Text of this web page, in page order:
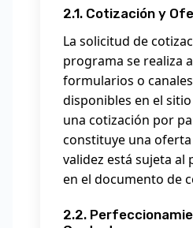
2.1. Cotización y
La solicitud de
programa se realiza
formularios o
disponibles en el
una cotización por
constituye una
validez está sujeta al
en el documento de
2.2.